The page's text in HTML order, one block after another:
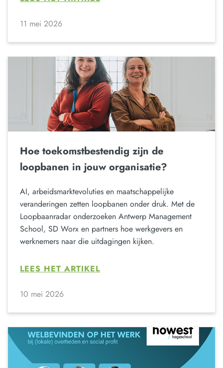
11 mei 2026
Hoe toekomstbestendig zijn de
loopbanen in jouw organisatie?
AI, arbeidsmarktevoluties en maatschappelijke
veranderingen zetten loopbanen onder druk. Met de
Loopbaanradar onderzoeken Antwerp Management
School, SD Worx en partners hoe werkgevers en
werknemers naar die uitdagingen kijken.
LEES HET ARTIKEL
10 mei 2026